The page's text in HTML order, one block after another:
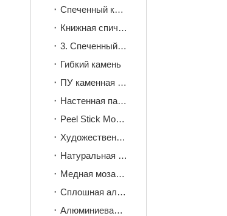
Спеченный камень
Книжная спичка спеченный камень
3. Спеченный камень для украшения обжига
Гибкий камень
ПУ каменная стеновая панель
Настенная панель ПВХ
Peel Stick Mosaic
Художественная мозаика
Натуральная камень мозаика
Медная мозаика
Сплошная алюминиевая мозаика
Алюминиевая мозаика с кожурой и наклейкой